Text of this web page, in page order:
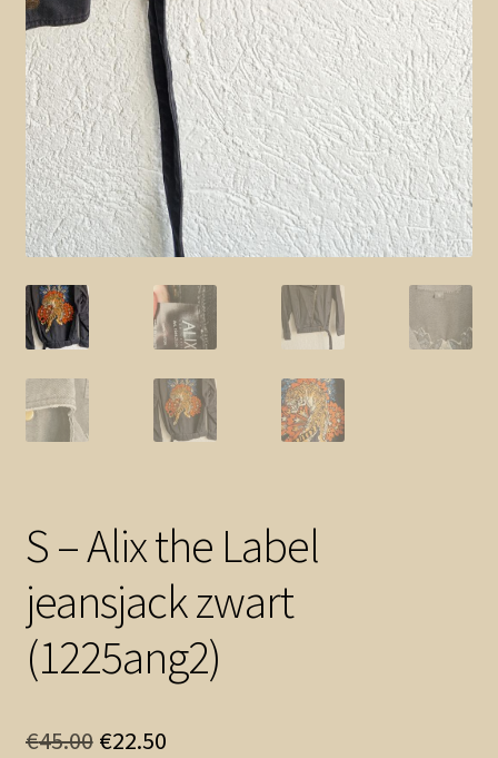
S – Alix the Label
jeansjack zwart
(1225ang2)
€45.00 Oorspronkelijke
€22.50Huidige